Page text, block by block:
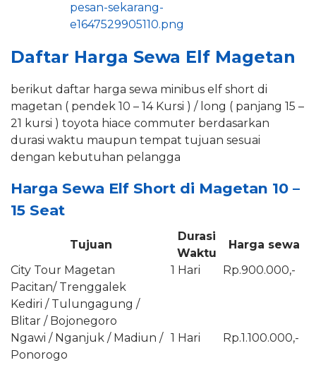
Daftar Harga Sewa Elf Magetan
berikut daftar harga sewa minibus elf short di
magetan ( pendek 10 – 14 Kursi ) / long ( panjang 15 –
21 kursi ) toyota hiace commuter berdasarkan
durasi waktu maupun tempat tujuan sesuai
dengan kebutuhan pelangga
Harga Sewa Elf Short di Magetan 10 –
15 Seat
Tujuan
Durasi
Waktu
Harga sewa
City Tour Magetan
1 Hari
Rp.900.000,-
Pacitan/ Trenggalek
Kediri / Tulungagung /
Blitar / Bojonegoro
Ngawi / Nganjuk / Madiun /
Ponorogo
1 Hari Rp.1.100.000,-